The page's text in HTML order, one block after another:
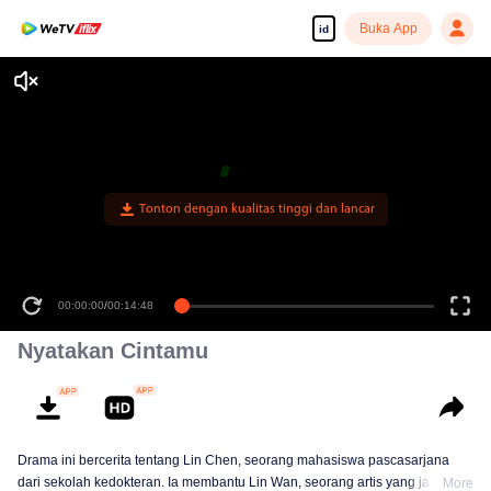
id Buka App
Tonton dengan kualitas tinggi dan lancar
00:00:00/00:14:48
Nyatakan Cintamu
Drama ini bercerita tentang Lin Chen, seorang mahasiswa pascasarjana
dari sekolah kedokteran. Ia membantu Lin Wan, seorang artis yang jatuhMore